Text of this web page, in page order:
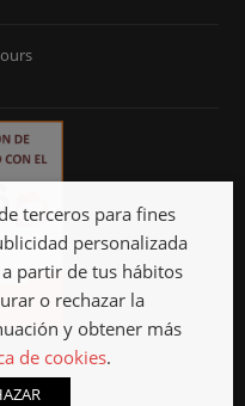
terceros para fines
personalizada
partir de tus hábitos
o rechazar la
y obtener más
de cookies.